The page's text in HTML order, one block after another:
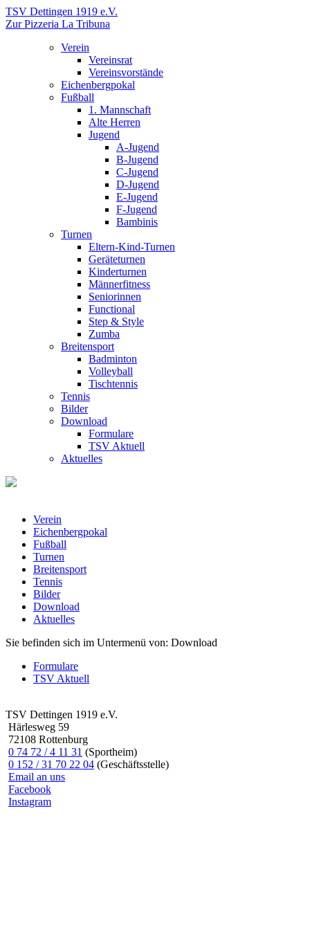
TSV Dettingen 1919 e.V.
Zur Pizzeria La Tribuna
Verein
Vereinsrat
Vereinsvorstände
Eichenbergpokal
Fußball
1. Mannschaft
Alte Herren
Jugend
A-Jugend
B-Jugend
C-Jugend
D-Jugend
E-Jugend
F-Jugend
Bambinis
Turnen
Eltern-Kind-Turnen
Geräteturnen
Kinderturnen
Männerfitness
Seniorinnen
Functional
Step & Style
Zumba
Breitensport
Badminton
Volleyball
Tischtennis
Tennis
Bilder
Download
Formulare
TSV Aktuell
Aktuelles
Verein
Eichenbergpokal
Fußball
Turnen
Breitensport
Tennis
Bilder
Download
Aktuelles
Sie befinden sich im Untermenü von: Download
Formulare
TSV Aktuell
TSV Dettingen 1919 e.V.
Härlesweg 59
72108 Rottenburg
0 74 72 / 4 11 31 (Sportheim)
0 152 / 31 70 22 04 (Geschäftsstelle)
Email an uns
Facebook
Instagram